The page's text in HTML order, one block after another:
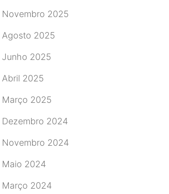
Novembro 2025
Agosto 2025
Junho 2025
Abril 2025
Março 2025
Dezembro 2024
Novembro 2024
Maio 2024
Março 2024